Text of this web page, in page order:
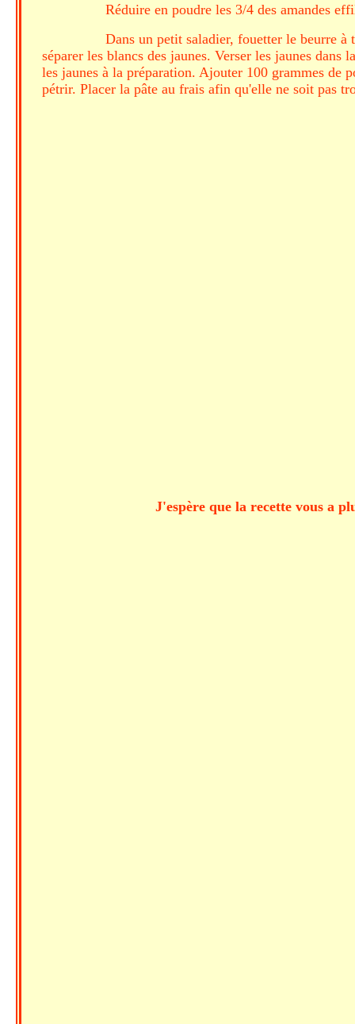
Réduire en poudre les 3/4 des amandes
Dans un petit saladier, fouetter le beurre
séparer les blancs des jaunes. Verser les jaunes
les jaunes à la préparation. Ajouter 100 grammes de
pétrir. Placer la pâte au frais afin qu'elle ne soit pas
J'espère que la recette vous a